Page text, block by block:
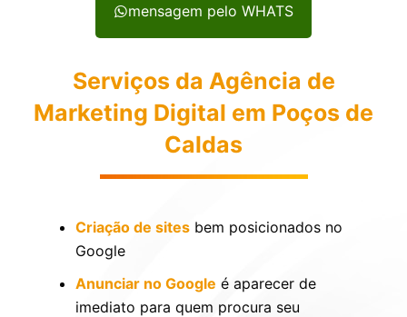
mensagem pelo WHATS
Serviços da Agência de
Marketing Digital em Poços de
Caldas
Criação de sites bem posicionados no
Google
Anunciar no Google é aparecer de
imediato para quem procura seu